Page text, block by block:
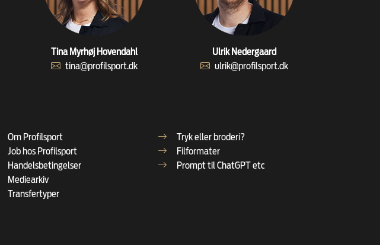
Tina Myrhøj Hovendahl
tina@profilsport.dk
Ulrik Nedergaard
ulrik@profilsport.dk
Om Profilsport
Job hos Profilsport
Handelsbetingelser
Mediearkiv
Transfertyper
Tryk eller broderi?
Filformater
Prompt til ChatGPT etc